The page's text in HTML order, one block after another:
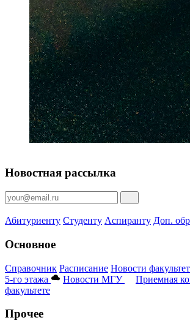
Новостная рассылка
Абитуриенту Студенту Аспиранту Доп.
Основное
Справочник Расписание Новости
5-го этажа
Новости МГУ Приемная
факультете
Прочее